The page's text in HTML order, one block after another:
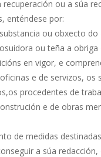
ou a súa
enténdese por:
ou obxecto
ou teña a obriga
en vigor, e
e de servizos, os
procedentes de
e de obras
de medidas
a súa